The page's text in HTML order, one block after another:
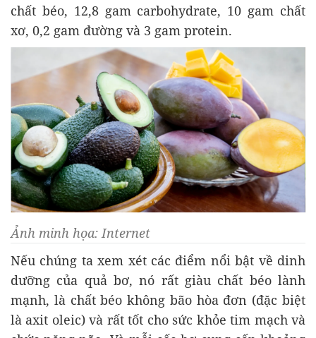
chất béo, 12,8 gam carbohydrate, 10 gam chất
xơ, 0,2 gam đường và 3 gam protein.
Ảnh minh họa: Internet
Nếu chúng ta xem xét các điểm nổi bật về dinh
dưỡng của quả bơ, nó rất giàu chất béo lành
mạnh, là chất béo không bão hòa đơn (đặc biệt
là axit oleic) và rất tốt cho sức khỏe tim mạch và